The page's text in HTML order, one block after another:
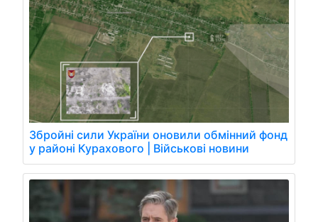
Збройні сили України оновили обмінний фонд
у районі Курахового | Військові новини